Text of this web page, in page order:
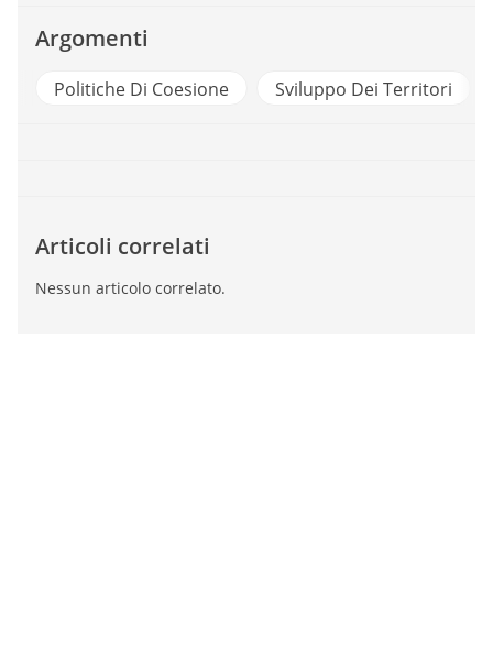
Argomenti
Politiche Di Coesione Sviluppo Dei Territori
Articoli correlati
Nessun articolo correlato.